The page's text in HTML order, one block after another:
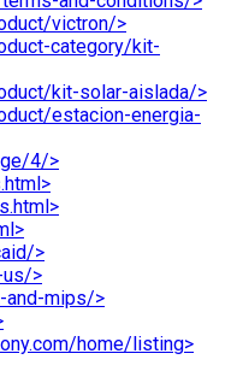
victron/>
category/kit-
kit-solar-aislada/>
estacion-energia-
4/>
>
us/>
and-mips/>
home/listing>